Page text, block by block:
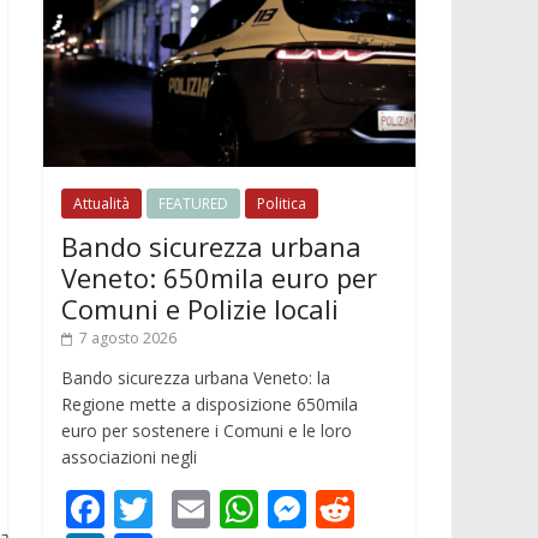
Attualità FEATURED Politica
Bando sicurezza urbana
Veneto: 650mila euro per
Comuni e Polizie locali
7 agosto 2026
Bando sicurezza urbana Veneto: la
Regione mette a disposizione 650mila
euro per sostenere i Comuni e le loro
associazioni negli
F T E W M